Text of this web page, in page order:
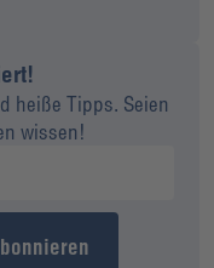
heiße Tipps. Seien
wissen!